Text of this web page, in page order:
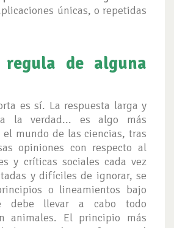
únicas, o repetidas
regula de alguna
es sí. La respuesta larga y
la verdad... es algo más
el mundo de las ciencias, tras
opiniones con respecto al
y críticas sociales cada vez
y difíciles de ignorar, se
o lineamientos bajo
debe llevar a cabo todo
animales. El principio más